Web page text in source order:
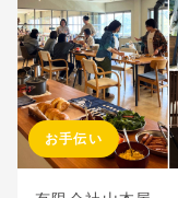
お手伝い